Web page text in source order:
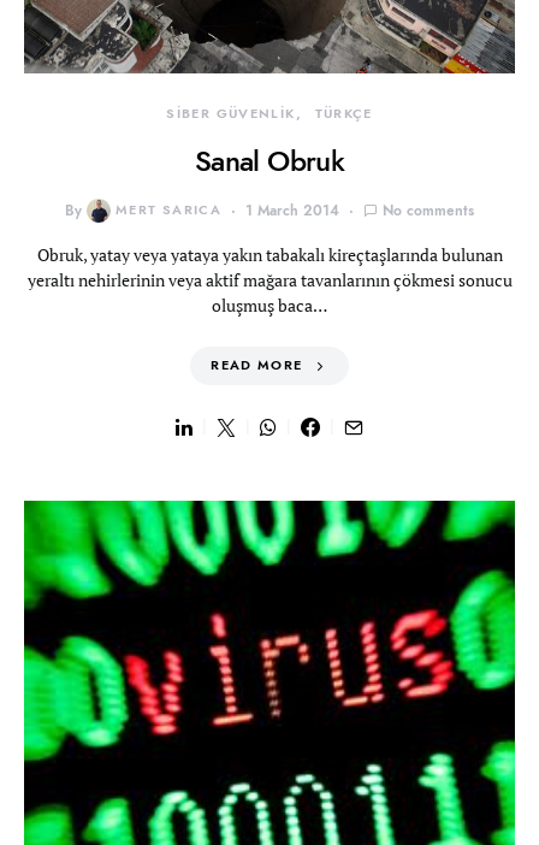
SİBER GÜVENLİK TÜRKÇE
Sanal Obruk
By MERT SARICA 1 March 2014 No comments
Obruk, yatay veya yataya yakın tabakalı kireçtaşlarında bulunan
yeraltı nehirlerinin veya aktif mağara tavanlarının çökmesi sonucu
oluşmuş baca…
READ MORE